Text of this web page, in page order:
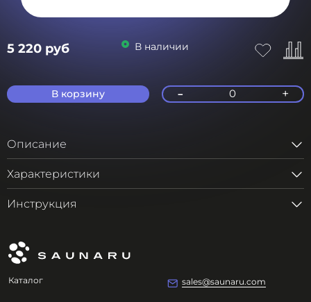
5 220 руб В наличии
В корзину - 0 +
Описание
Характеристики
Инструкция
Каталог sales@saunaru.com